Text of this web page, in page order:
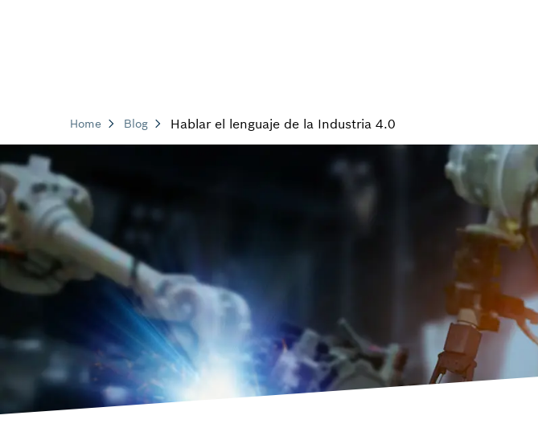
Home Blog Hablar el lenguaje de la Industria 4.0